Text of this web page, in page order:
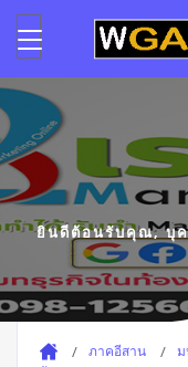
ยินดีต้อนรับคุณ,บุ
ภาคอีสาน
ม